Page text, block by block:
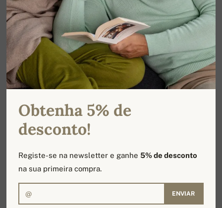
-17%
Obtenha 5% de
desconto!
Registe-se na newsletter e ganhe5% de desconto
na sua primeira compra.
ENVIAR